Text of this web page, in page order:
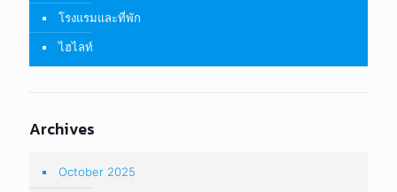
โรงแรมและที่พัก
ไฮไลท์
Archives
October 2025